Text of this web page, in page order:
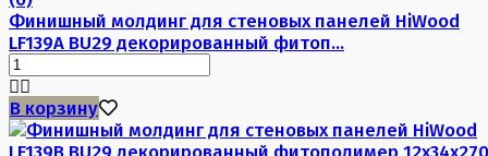
Финишный молдинг для стеновых панелей HiWood
LF139A BU29 декорированный фитоп...
В корзину